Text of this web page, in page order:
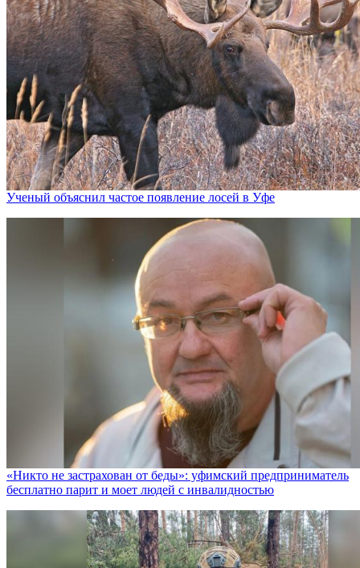
Ученый объяснил частое появление лосей в Уфе
«Никто не заcтрахован от беды»: уфимский предприниматель
бесплатно парит и моет людей с инвалидностью